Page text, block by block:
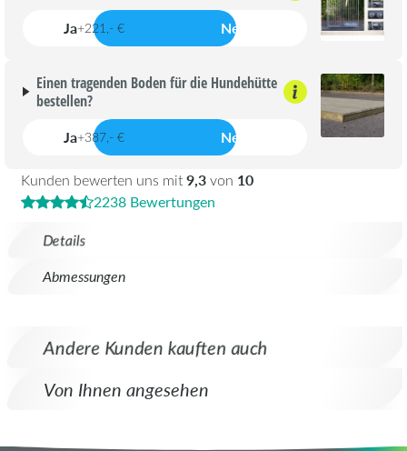
Details
Abmessungen
Kunden bewerten uns mit9,3von 10
2238 Bewertungen
Ja+221,- € Nein
Einen tragenden Boden für die Hundehütte
bestellen?
Ja+387,- € Nein
Andere Kunden kauften auch
Von Ihnen angesehen